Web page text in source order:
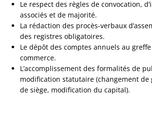
Le respect des règles de convocation,
associés et de majorité.
La rédaction des procès-verbaux
des registres obligatoires.
Le dépôt des comptes annuels au
commerce.
L’accomplissement des formalités de
modification statutaire (changement
de siège, modification du capital).